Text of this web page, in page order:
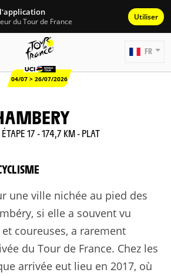
du Tour de France Utiliser
04/07 > 26/07/2026
FR
17 - 174,7 KM - PLAT
une ville nichée au pied des
si elle a souvent vu
coureuses, a rarement
du Tour de France. Chez les
arrivée eut lieu en 2017, où